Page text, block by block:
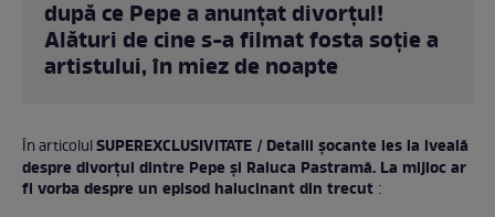
după ce Pepe a anunțat divorțul!
Alături de cine s-a filmat fosta soție a
artistului, în miez de noapte
În articolulSUPEREXCLUSIVITATE / Detalii șocante ies la iveală
despre divorțul dintre Pepe și Raluca Pastramă. La mijloc ar
fi vorba despre un episod halucinant din trecut :